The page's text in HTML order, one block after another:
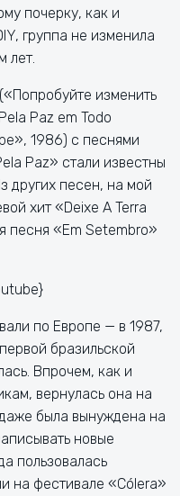
почерку, как и
группа не изменила
лет.
изменить
Paz em Todo
1986) с песнями
Paz» стали известны
других песен, на мой
хит «Deixe A Terra
песня «Em Setembro»
по Европе — в 1987,
бразильской
Впрочем, как и
вернулась она на
была вынуждена на
новые
пользовалась
на фестивале «Cólera»